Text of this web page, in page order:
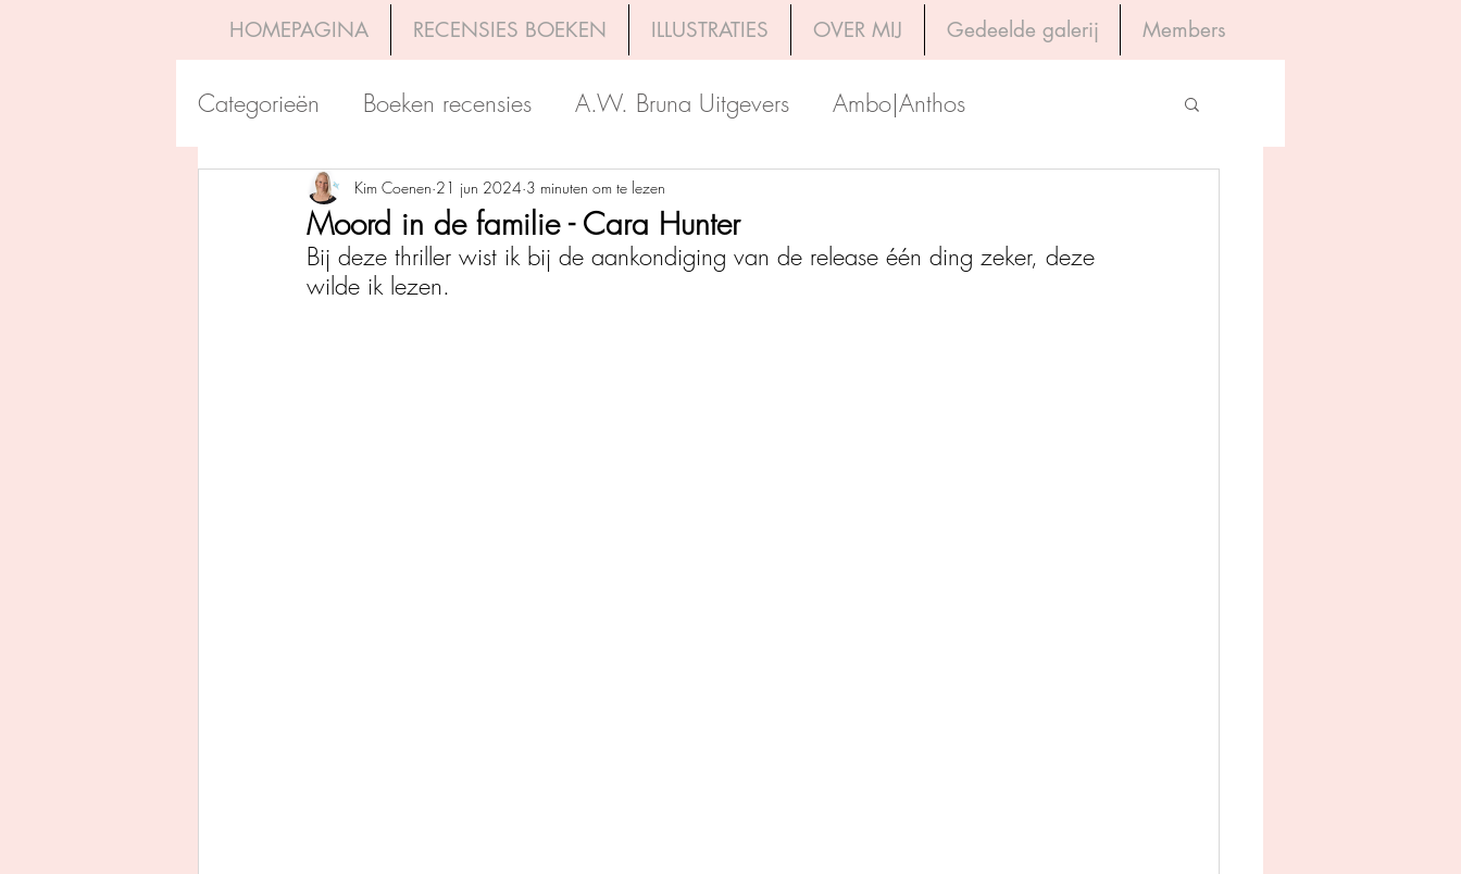
HOMEPAGINA RECENSIES BOEKEN ILLUSTRATIES OVER MIJ Gedeelde galerij Members
Categorieën Boeken recensies A.W. Bruna Uitgevers Ambo|Anthos
Uitgeverij Pelckmans Boekerij Uitgeverij Luitingh-Sijthoff
Overamstel Uitgevers Godijn Publishing Kosmos Uitgevers The House of Books
Moord in de familie - Cara Hunter
Kim Coenen 21 jun 2024 3 minuten om te lezen
Bij deze thriller wist ik bij de aankondiging van de release één ding zeker, deze
wilde ik lezen.